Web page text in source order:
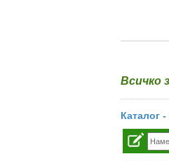
Всичко
Каталог